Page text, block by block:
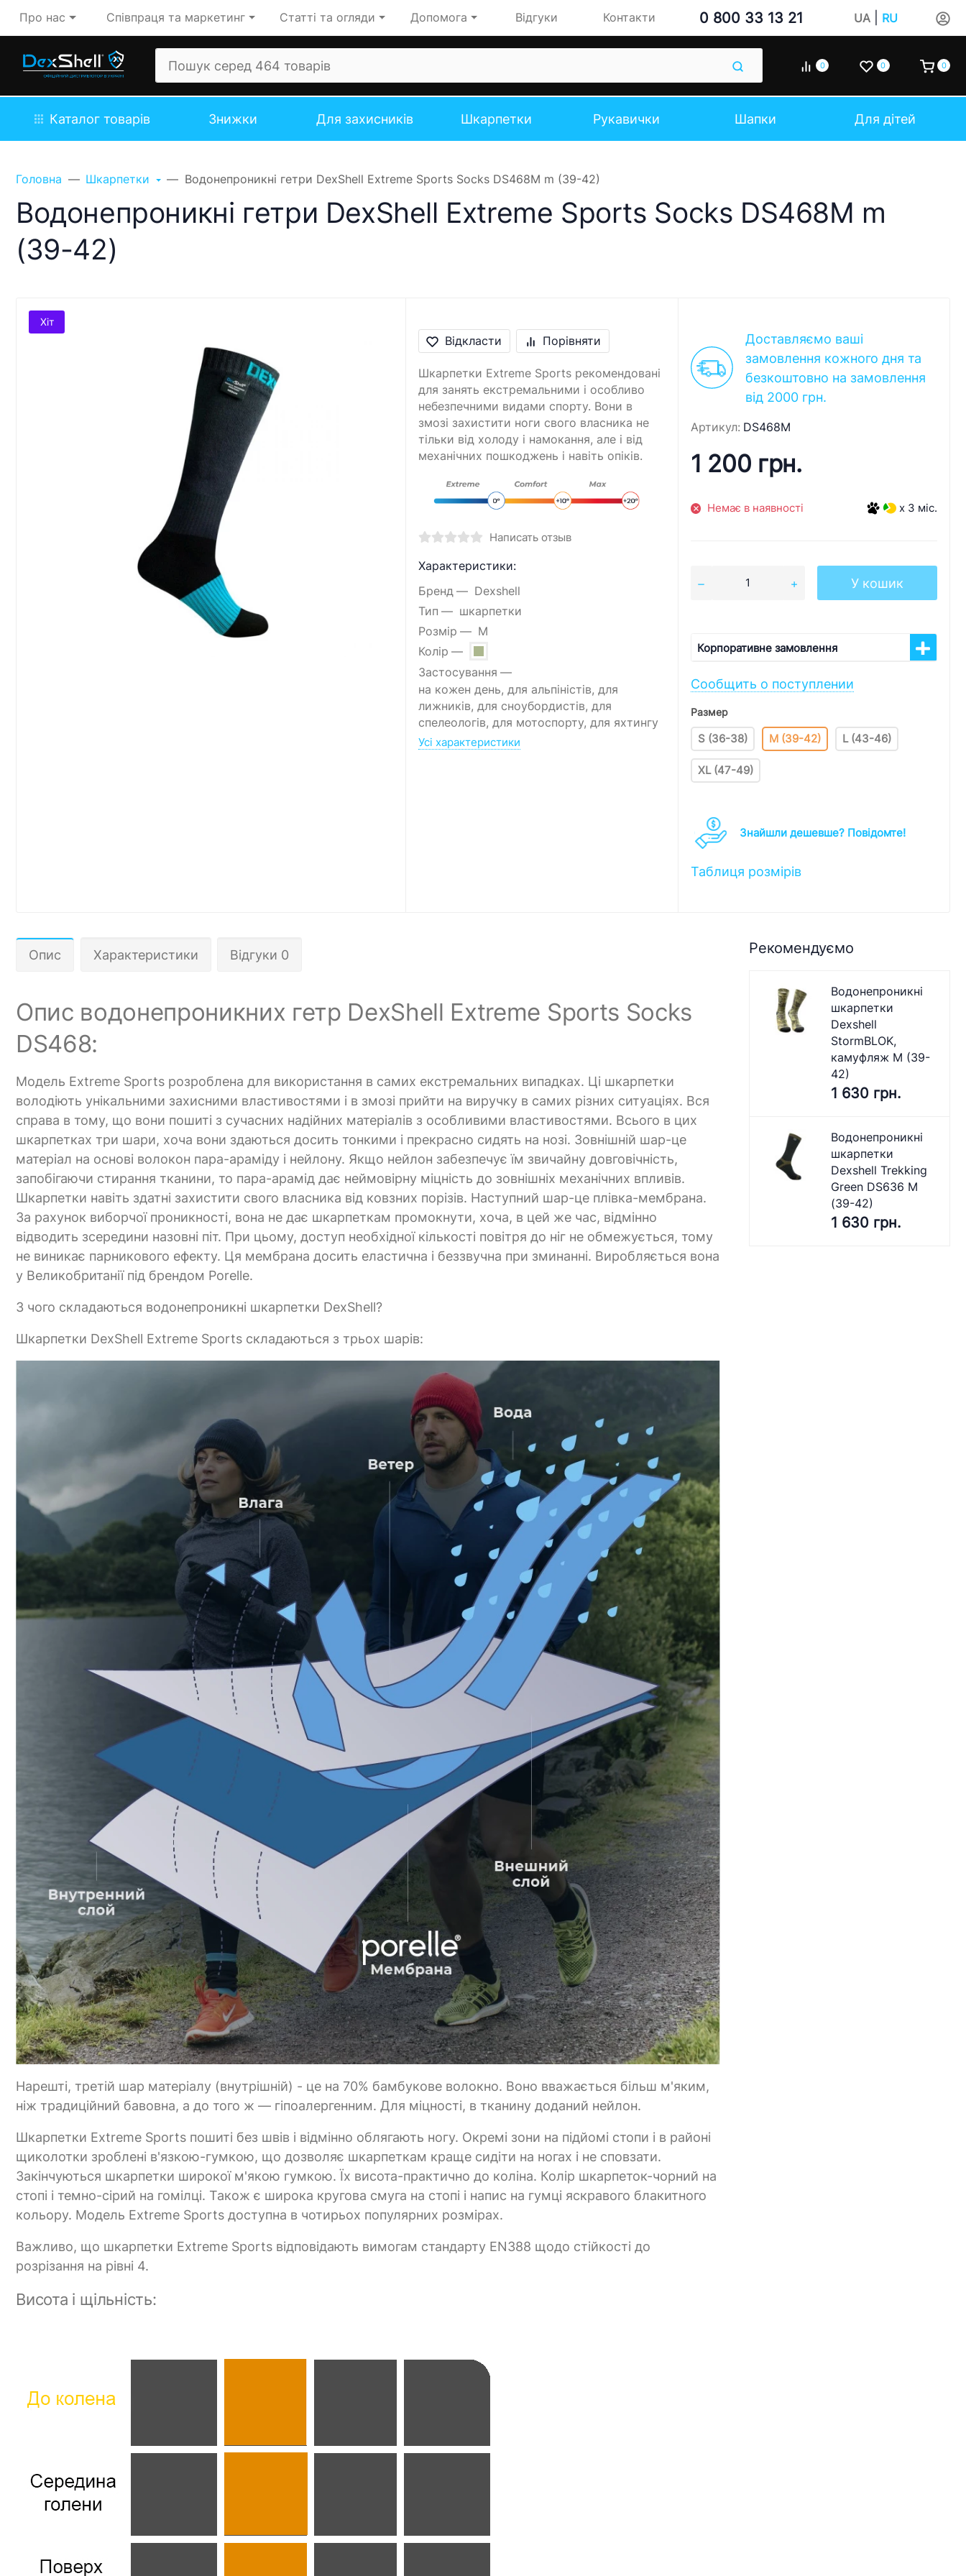
Про нас Співпраця та маркетинг Статті та огляди Допомога Відгуки Контакти 0 800 33 13 21 UA| RU
0 0 0
Каталог товарів Знижки Для захисників Шкарпетки Рукавички Шапки Для дітей
Головна Шкарпетки Водонепроникні гетри DexShell Extreme Sports Socks DS468M m (39-42)
Водонепроникні гетри DexShell Extreme Sports Socks DS468M m
(39-42)
Хіт
Відкласти Порівняти
Шкарпетки Extreme Sports рекомендовані
для занять екстремальними і особливо
небезпечними видами спорту. Вони в
змозі захистити ноги свого власника не
тільки від холоду і намокання, але і від
механічних пошкоджень і навіть опіків.
Написать отзыв
Характеристики:
Бренд
Dexshell
Тип
шкарпетки
Розмір
M
Колір
Застосування
на кожен день, для альпіністів, для
лижників, для сноубордистів, для
спелеологів, для мотоспорту, для яхтингу
Усі характеристики
Доставляємо ваші
замовлення кожного дня та
безкоштовно на замовлення
від 2000 грн.
Артикул: DS468M
1 200 грн.
Немає в наявності x 3 міс.
У кошик
Корпоративне замовлення
Сообщить о поступлении
Размер
S (36-38) M (39-42) L (43-46)
XL (47-49)
Знайшли дешевше? Повідомте!
Таблиця розмірів
Опис Характеристики Відгуки 0
Опис водонепроникних гетр DexShell Extreme Sports Socks
DS468:
Модель Extreme Sports розроблена для використання в самих екстремальних випадках. Ці шкарпетки
володіють унікальними захисними властивостями і в змозі прийти на виручку в самих різних ситуаціях. Вся
справа в тому, що вони пошиті з сучасних надійних матеріалів з особливими властивостями. Всього в цих
шкарпетках три шари, хоча вони здаються досить тонкими і прекрасно сидять на нозі. Зовнішній шар-це
матеріал на основі волокон пара-араміду і нейлону. Якщо нейлон забезпечує їм звичайну довговічність,
запобігаючи стирання тканини, то пара-арамід дає неймовірну міцність до зовнішніх механічних впливів.
Шкарпетки навіть здатні захистити свого власника від ковзних порізів. Наступний шар-це плівка-мембрана.
За рахунок виборчої проникності, вона не дає шкарпеткам промокнути, хоча, в цей же час, відмінно
відводить зсередини назовні піт. При цьому, доступ необхідної кількості повітря до ніг не обмежується, тому
не виникає парникового ефекту. Ця мембрана досить еластична і беззвучна при зминанні. Виробляється вона
у Великобританії під брендом Porelle.
З чого складаються водонепроникні шкарпетки DexShell?
Шкарпетки DexShell Extreme Sports складаються з трьох шарів:
Нарешті, третій шар матеріалу (внутрішній) - це на 70% бамбукове волокно. Воно вважається більш м'яким,
ніж традиційний бавовна, а до того ж — гіпоалергенним. Для міцності, в тканину доданий нейлон.
Шкарпетки Extreme Sports пошиті без швів і відмінно облягають ногу. Окремі зони на підйомі стопи і в районі
щиколотки зроблені в'язкою-гумкою, що дозволяє шкарпеткам краще сидіти на ногах і не сповзати.
Закінчуються шкарпетки широкої м'якою гумкою. Їх висота-практично до коліна. Колір шкарпеток-чорний на
стопі і темно-сірий на гомілці. Також є широка кругова смуга на стопі і напис на гумці яскравого блакитного
кольору. Модель Extreme Sports доступна в чотирьох популярних розмірах.
Важливо, що шкарпетки Extreme Sports відповідають вимогам стандарту EN388 щодо стійкості до
розрізання на рівні 4.
Висота і щільність:
Рекомендуємо
Водонепроникні
шкарпетки
Dexshell
StormBLOK,
камуфляж M (39-
42)
1 630 грн.
Водонепроникні
шкарпетки
Dexshell Trekking
Green DS636 M
(39-42)
1 630 грн.